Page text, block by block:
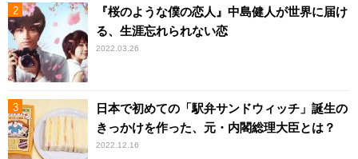
『桜のような僕の恋人』中島健人が世界に届け
る、生涯忘れられない恋
2022.03.26
日本で初めての「駅弁サンドウィッチ」誕生の
きっかけを作った、元・内閣総理大臣とは？
2022.12.16